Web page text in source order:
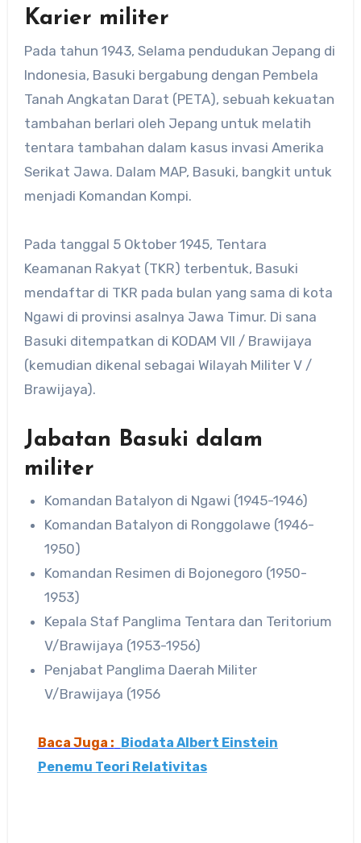
Karier militer
Pada tahun 1943, Selama pendudukan Jepang di
Indonesia, Basuki bergabung dengan Pembela
Tanah Angkatan Darat (PETA), sebuah kekuatan
tambahan berlari oleh Jepang untuk melatih
tentara tambahan dalam kasus invasi Amerika
Serikat Jawa. Dalam MAP, Basuki, bangkit untuk
menjadi Komandan Kompi.
Pada tanggal 5 Oktober 1945, Tentara
Keamanan Rakyat (TKR) terbentuk, Basuki
mendaftar di TKR pada bulan yang sama di kota
Ngawi di provinsi asalnya Jawa Timur. Di sana
Basuki ditempatkan di KODAM VII / Brawijaya
(kemudian dikenal sebagai Wilayah Militer V /
Brawijaya).
Jabatan Basuki dalam
militer
Komandan Batalyon di Ngawi (1945-1946)
Komandan Batalyon di Ronggolawe (1946-
1950)
Komandan Resimen di Bojonegoro (1950-
1953)
Kepala Staf Panglima Tentara dan Teritorium
V/Brawijaya (1953-1956)
Penjabat Panglima Daerah Militer
V/Brawijaya (1956
Baca Juga : Biodata Albert Einstein
Penemu Teori Relativitas